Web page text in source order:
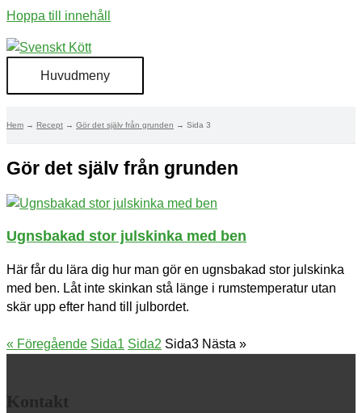
Hoppa till innehåll
Huvudmeny
Hem Recept Gör det själv från grunden Sida 3
Gör det själv från grunden
Ugnsbakad stor julskinka med ben
Här får du lära dig hur man gör en ugnsbakad stor julskinka
med ben. Låt inte skinkan stå länge i rumstemperatur utan
skär upp efter hand till julbordet.
« Föregående Sida1 Sida2 Sida3 Nästa »
Kontakt